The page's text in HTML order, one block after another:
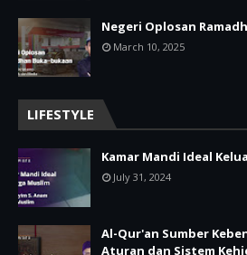
Negeri Oplosan
March 10, 2025
LIFESTYLE
Kamar Mandi Ideal
July 31, 2024
Al-Qur'an Sumber
Aturan dan Sistem